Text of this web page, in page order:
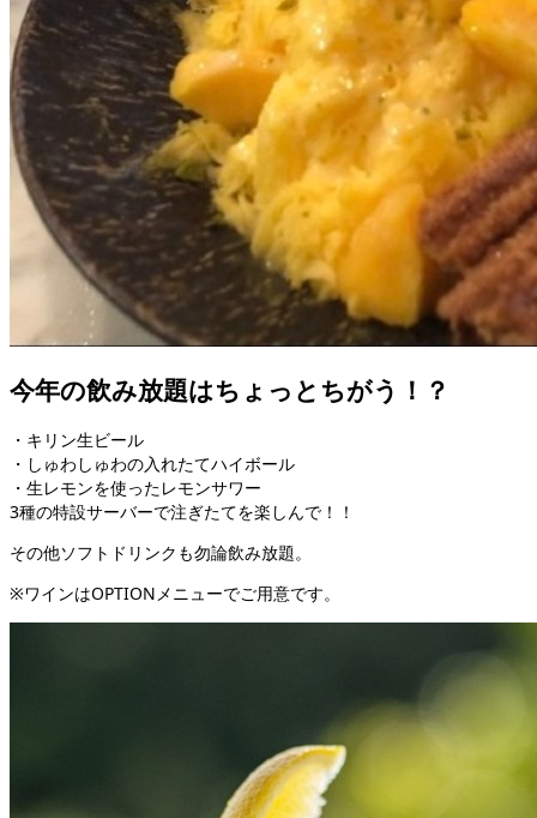
今年の飲み放題はちょっとちがう！？
・キリン生ビール
・しゅわしゅわの入れたてハイボール
・生レモンを使ったレモンサワー
3種の特設サーバーで注ぎたてを楽しんで！！
その他ソフトドリンクも勿論飲み放題。
※ワインはOPTIONメニューでご用意です。